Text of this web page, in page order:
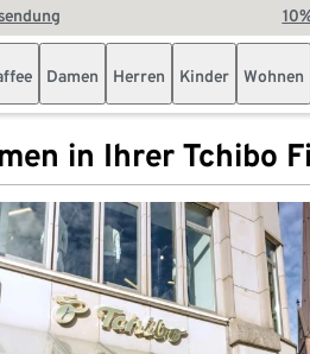
Damen Herren Kinder Wohnen
in Ihrer Tchibo